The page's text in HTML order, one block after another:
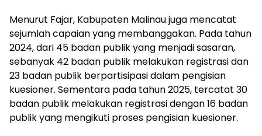
Menurut Fajar, Kabupaten Malinau juga mencatat
sejumlah capaian yang membanggakan. Pada tahun
2024, dari 45 badan publik yang menjadi sasaran,
sebanyak 42 badan publik melakukan registrasi dan
23 badan publik berpartisipasi dalam pengisian
kuesioner. Sementara pada tahun 2025, tercatat 30
badan publik melakukan registrasi dengan 16 badan
publik yang mengikuti proses pengisian kuesioner.